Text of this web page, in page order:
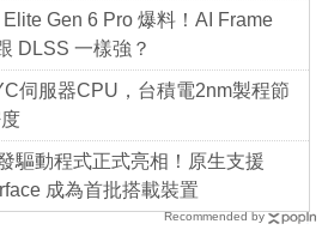
Recommended by
Gen 6 Pro 爆料！AI Frame
DLSS 一樣強？
伺服器CPU，台積電2nm製程節
驅動程式正式亮相！原生支援
成為首批搭載裝置